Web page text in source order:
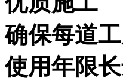
确保每道
使用年限